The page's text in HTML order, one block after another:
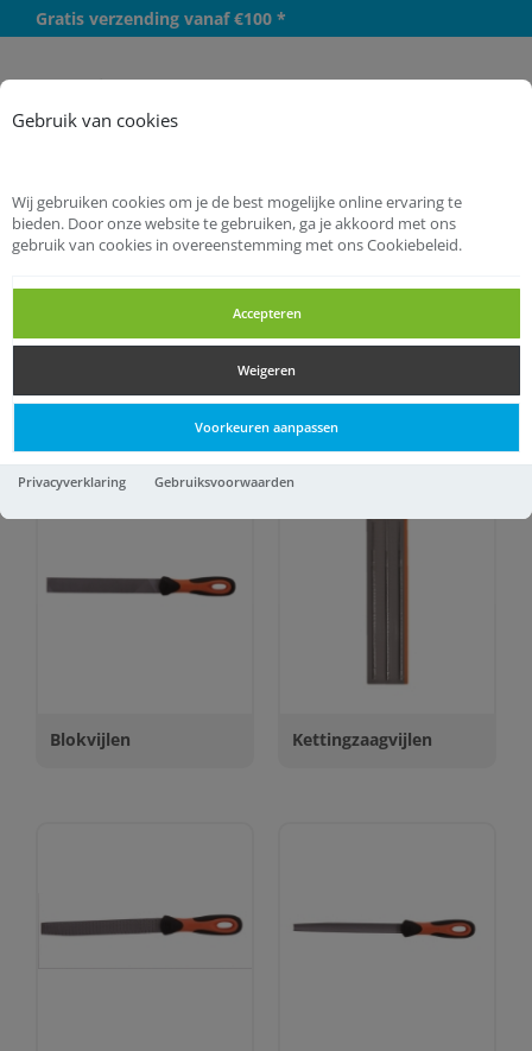
Gebruik van cookies
Wij gebruiken cookies om je de best mogelijke online ervaring te
bieden. Door onze website te gebruiken, ga je akkoord met ons
gebruik van cookies in overeenstemming met ons Cookiebeleid.
Accepteren
Weigeren
Voorkeuren aanpassen
Privacyverklaring Gebruiksvoorwaarden
Gratis verzending vanaf €100 *
Startpagina
Handgereedschappen
Blokvijlen Kettingzaagvijlen